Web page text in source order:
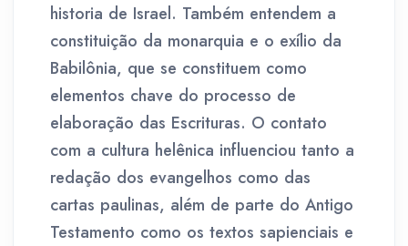
historia de Israel. Também entendem a
constituição da monarquia e o exílio da
Babilônia, que se constituem como
elementos chave do processo de
elaboração das Escrituras. O contato
com a cultura helênica influenciou tanto a
redação dos evangelhos como das
cartas paulinas, além de parte do Antigo
Testamento como os textos sapienciais e